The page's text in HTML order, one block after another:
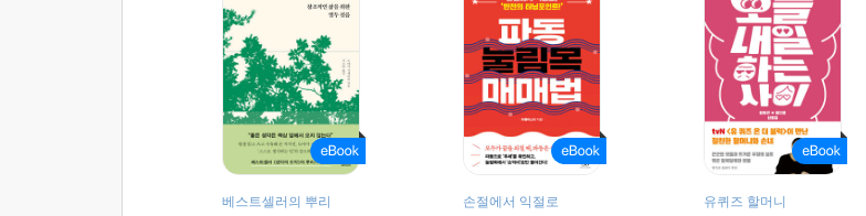
베스트셀러의 뿌리 손절에서 익절로 유퀴즈 할머니